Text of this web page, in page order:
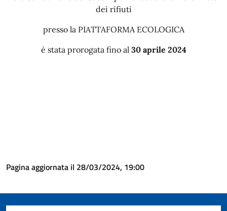
dei rifiuti
presso la PIATTAFORMA ECOLOGICA
è stata prorogata fino al 30 aprile 2024
Pagina aggiornata il 28/03/2024, 19:00